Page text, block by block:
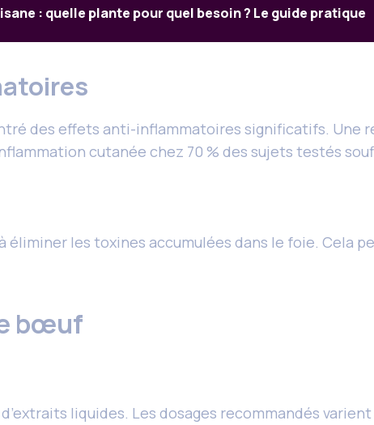
: quelle plante pour quel besoin ? Le guide pratique
des effets anti-inflammatoires significatifs. Une
cutanée chez 70 % des sujets testés
les toxines accumulées dans le foie. Cela
bœuf
liquides. Les dosages recommandés